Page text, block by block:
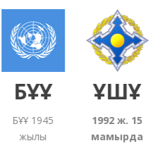
БҰҰ
БҰҰ 1945
жылы
ҰҚШҰ
1992 ж. 15
мамырда